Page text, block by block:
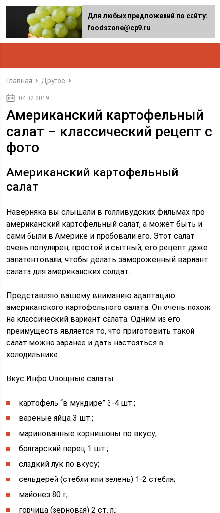
Главная Другое
04.02.2019
Американский картофельный
салат – классический рецепт с
фото
Американский картофельный
салат
Наверняка вы слышали в голливудских фильмах про
американский картофельный салат, а может быть и
сами были в Америке и пробовали его. Этот салат
очень популярен, простой и сытный, его рецепт даже
запатентовали, чтобы делать замороженный вариант
салата для американских солдат.
Представляю вашему вниманию адаптацию
американского картофельного салата. Он очень похож
на классический вариант салата. Одним из его
преимуществ является то, что приготовить такой
салат можно заранее и дать настояться в
холодильнике.
Вкус Инфо Овощные салаты
картофель “в мундире” 3-4 шт.;
варёные яйца 3 шт.;
маринованные корнишоны по вкусу;
болгарский перец 1 шт.;
сладкий лук по вкусу;
сельдерей (стебли или зелень) 1-2 стебля;
майонез 80 г;
горчица (зерновая) 2 ст. л.;
Для любых предложений по сайту:
foodszone@cp9.ru